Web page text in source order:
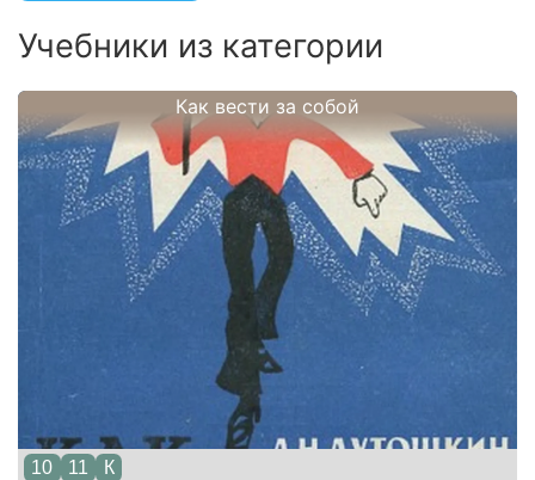
Учебники из категории
Как вести за собой
10 11
К